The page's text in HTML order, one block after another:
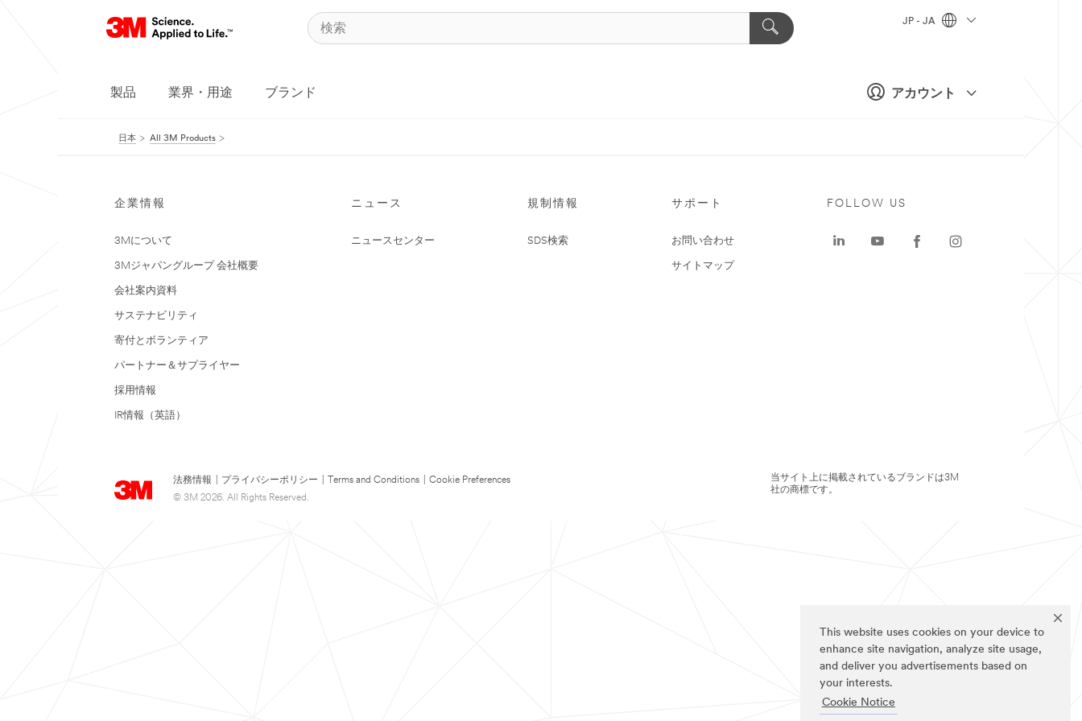
This website uses cookies on your device to
enhance site navigation, analyze site usage,
and deliver you advertisements based on
your interests.
Cookie Notice
アカウント
JP - JA
製品 業界・用途 ブランド
日本 All 3M Products
企業情報
3Mについて
3Mジャパングループ 会社概要
会社案内資料
サステナビリティ
寄付とボランティア
パートナー＆サプライヤー
採用情報
IR情報（英語）
ニュース
ニュースセンター
規制情報
SDS検索
サポート
お問い合わせ
サイトマップ
法務情報 プライバシーポリシー Terms and Conditions
Cookie Preferences
© 3M 2026. All Rights Reserved.
FOLLOW US
当サイト上に掲載されているブランドは3M
社の商標です。